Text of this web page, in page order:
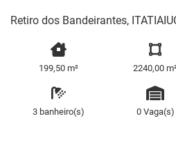
Retiro dos Bandeirantes,
199,50 m² 2240,00
3 banheiro(s) 0 Vaga(s)